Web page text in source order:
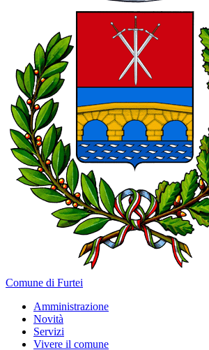
Comune di Furtei
Amministrazione
Novità
Servizi
Vivere il comune